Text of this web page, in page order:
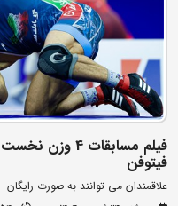
فیلم مسابقات
فیتوفن
علاقمندان می توانند به صورت رایگان